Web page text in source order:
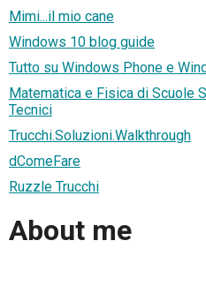
Mimi...il mio cane
Windows 10 blog guide
Tutto su Windows Phone e
Matematica e Fisica di Scuole
Tecnici
Trucchi.Soluzioni.Walkthrough
dComeFare
Ruzzle Trucchi
About me